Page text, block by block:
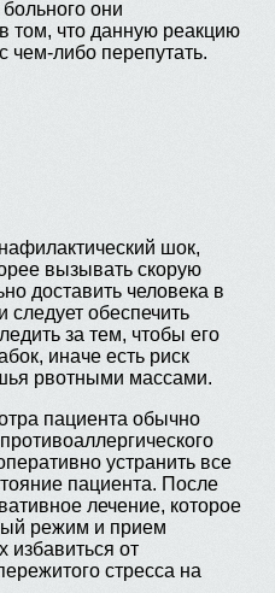
больного они
том, что данную реакцию
чем-либо перепутать.
шок,
вызывать скорую
доставить человека в
следует обеспечить
за тем, чтобы его
иначе есть риск
рвотными массами.
пациента обычно
устранить все
пациента. После
лечение, которое
режим и прием
избавиться от
стресса на